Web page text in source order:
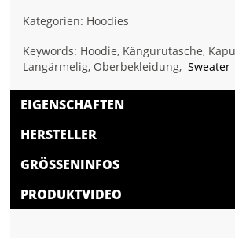
Kategorien: Hoodies
Keywords: Hoodie, Kängurutasche,
Langärmelig, Oberbekleidung, Sweater
EIGENSCHAFTEN
HERSTELLER
GRÖSSENINFOS
PRODUKTVIDEO